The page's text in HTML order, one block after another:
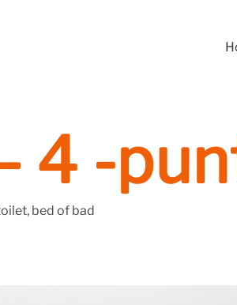
4 -
bed of bad